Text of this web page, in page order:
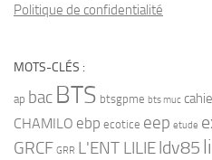
Politique de confidentialité
MOTS-CLÉS :
ap bac BTS btsgpme bts muc
CHAMILO ebp ecotice eep etude
GRCF GRR L'ENT LILIEldv85